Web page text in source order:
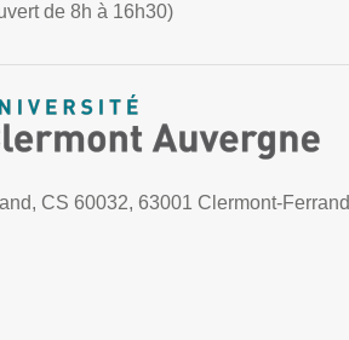
de 8h à 16h30)
CS 60032, 63001 Clermont-Ferrand